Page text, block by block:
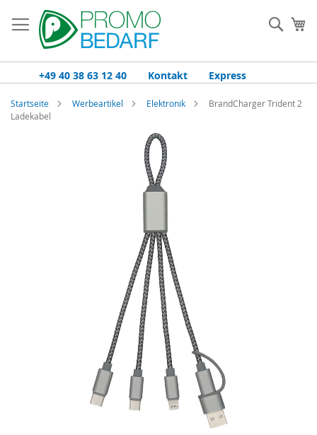
Inhalt
springen
+49 40 38 63 12 40 Kontakt Express
Startseite Werbeartikel Elektronik
BrandCharger Trident 2
Ladekabel